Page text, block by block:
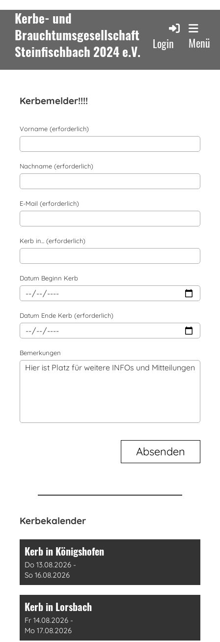
Kerbe- und
Brauchtumsgesellschaft
Steinfischbach 2024 e.V.
Login Menü
Kerbemelder!!!!
Vorname (erforderlich)
Nachname (erforderlich)
E-Mail (erforderlich)
Kerb in... (erforderlich)
Datum Beginn Kerb
Datum Ende Kerb (erforderlich)
Bemerkungen
Kerbekalender
Kerb in Königshofen
Do 13.08.2026 -
So 16.08.2026
Kerb in Lorsbach
Fr 14.08.2026 -
Mo 17.08.2026